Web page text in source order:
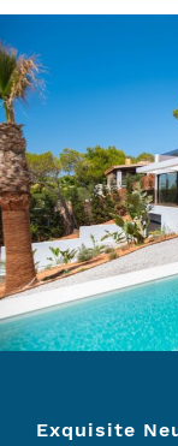
Exquisite